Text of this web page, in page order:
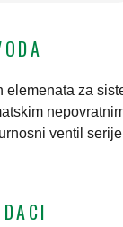
elemenata za
ventil